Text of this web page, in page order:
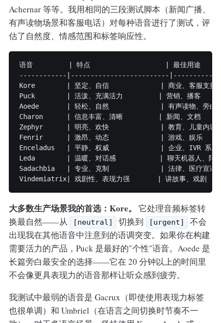
Achernar 等等。我用相同的三段测试脚本（新闻广播、
有声读物场景和客服电话）对每种语音进行了测试，评
估了自然度、情感范围和标签响应性。
语音         | 特点                   | 最佳用途
------------|-------------------------
Kore        | 坚定、自信             | 商业、客服支持
Puck        | 活泼、充满活力         | 营销、播客
Aoede       | 轻松、自然             | 有声读物、旁白
Charon      | 信息丰富、清晰         | 新闻、文档
Zephyr      | 明亮、欢快             | 教育、儿童内容
Fenrir      | 激昂、动态             | 游戏、娱乐
Enceladus   | 平静、权威             | 企业、IVR 系统
Leda        | 温暖、对话感           | 聊天机器人、陪
Sadachbia   | 专业、克制             | 法律、医疗宣读
大多数生产场景我的首选：Kore。
它处理音频标签转
换最自然——从
[neutral] 切换到 [urgent]
不会
出现我在其他语音中注意到的语调突变。如果你在构建
需要活力的产品，Puck 是最好的"个性"语音。Aoede 是
长篇旁白最安全的选择——它在 20 分钟以上的时间里
不会像更具表现力的语音那样让听众感到疲劳。
我测试中最弱的语音是 Gacrux（即使使用表现力标签
也很单调）和 Umbriel（在语言之间切换时节奏不一